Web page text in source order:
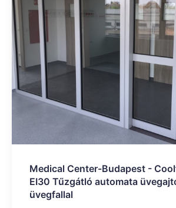
Medical Center-Budapest -
EI30 Tűzgátló automata
üvegfallal